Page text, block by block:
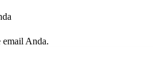
email Anda.